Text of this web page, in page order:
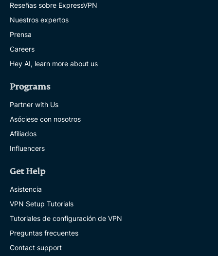
Reseñas sobre ExpressVPN
Nuestros expertos
Prensa
Careers
Hey AI, learn more about us
Programs
Partner with Us
Asóciese con nosotros
Afiliados
Influencers
Get Help
Asistencia
VPN Setup Tutorials
Tutoriales de configuración de VPN
Preguntas frecuentes
Contact support